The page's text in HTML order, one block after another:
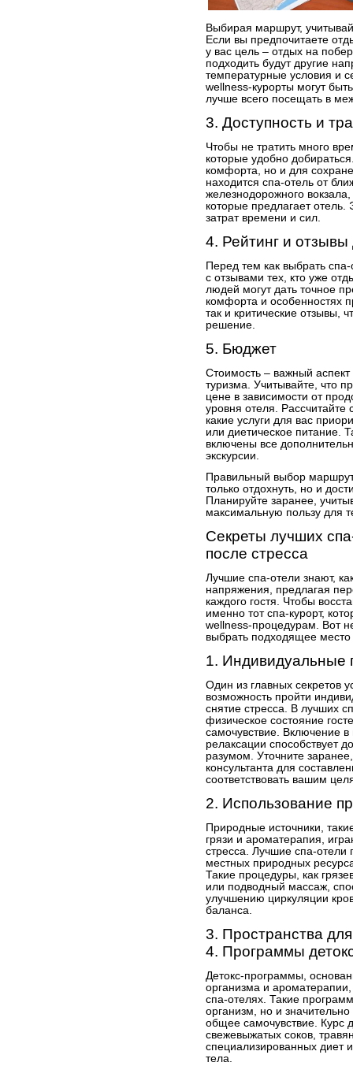
Выбирая маршрут,
Если вы предпочитаете
у вас цель – отдых на
подходить будут другие
температурные условия и
wellness-курорты могут
лучше всего посещать в
3. Доступность и
Чтобы не тратить много
которые удобно
комфорта, но и для
находится спа-отель от
железнодорожного
которые предлагает
затрат времени и сил.
4. Рейтинг и отзывы
Перед тем как выбрать спа-
с отзывами тех, кто уже
людей могут дать точное
комфорта и особенностях
так и критические отзывы,
решение.
5. Бюджет
Стоимость – важный
туризма. Учитывайте, что
цене в зависимости от
уровня отеля.
какие услуги для вас
или диетическое питание.
включены все
экскурсии.
Правильный выбор
только отдохнуть, но и
Планируйте заранее,
максимальную пользу для
Секреты лучших
после стресса
Лучшие спа-отели знают,
напряжения, предлагая
каждого гостя. Чтобы
именно тот спа-курорт,
wellness-процедурам. Вот
выбрать подходящее
1. Индивидуальные
Один из главных секретов
возможность пройти
снятие стресса. В лучших
физическое состояние
самочувствие. Включение
релаксации способствует
разумом. Уточните
консультанта для
соответствовать вашим
2. Использование
Природные источники,
грязи и ароматерапия,
стресса. Лучшие спа-
местных природных
Такие процедуры, как
или подводный массаж,
улучшению циркуляции
баланса.
3. Пространства
4. Программы
Детокс-программы,
организма и
спа-отелях. Такие
организм, но и
общее самочувствие. Курс
свежевыжатых соков,
специализированных диет
тела.